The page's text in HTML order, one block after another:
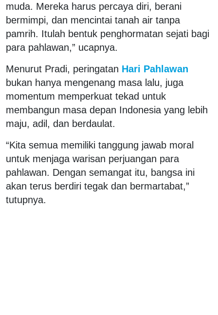
muda. Mereka harus percaya diri, berani
bermimpi, dan mencintai tanah air tanpa
pamrih. Itulah bentuk penghormatan sejati bagi
para pahlawan,” ucapnya.
Menurut Pradi, peringatan Hari Pahlawan
bukan hanya mengenang masa lalu, juga
momentum memperkuat tekad untuk
membangun masa depan Indonesia yang lebih
maju, adil, dan berdaulat.
“Kita semua memiliki tanggung jawab moral
untuk menjaga warisan perjuangan para
pahlawan. Dengan semangat itu, bangsa ini
akan terus berdiri tegak dan bermartabat,”
tutupnya.